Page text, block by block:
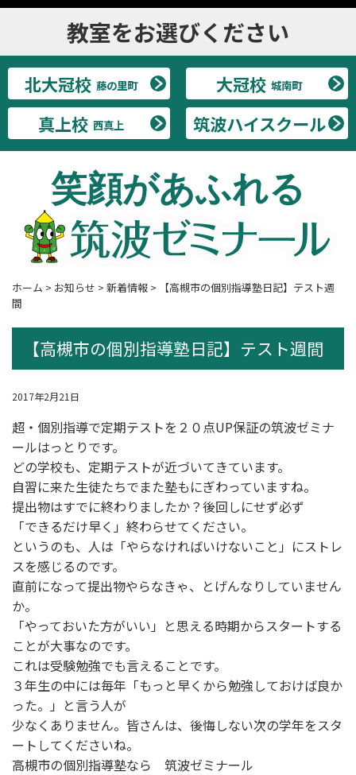
教室をお選びください
北大冠校 藤の里町 大冠校 城南町
真上校 西真上 筑波ハイスクール
笑顔があふれる
ホーム > お知らせ > 新着情報 >
【高槻市の個別指導塾日記】テスト週
間
【高槻市の個別指導塾日記】テスト週間
2017年2月21日
超・ 個別指導で定期テストを２０点UP保証の筑波ゼミナ
ールはっとりです。
どの学校も、定期テストが近づいてきています。
自習に来た生徒たちでまた塾もにぎわっていますね。
提出物はすでに終わりましたか？後回しにせず必ず
「できるだけ早く」終わらせてください。
というのも、人は「やらなければいけないこと」にストレ
スを感じるのです。
直前になって提出物やらなきゃ、とげんなりしていません
か。
「やっておいた方がいい」と思える時期からスタートする
ことが大事なのです。
これは受験勉強でも言えることです。
３年生の中には毎年「もっと早くから勉強しておけば良か
った。」と言う人が
少なくありません。皆さんは、後悔しない次の学年をスタ
ートしてくださいね。
高槻市の個別指導塾なら 筑波ゼミナール